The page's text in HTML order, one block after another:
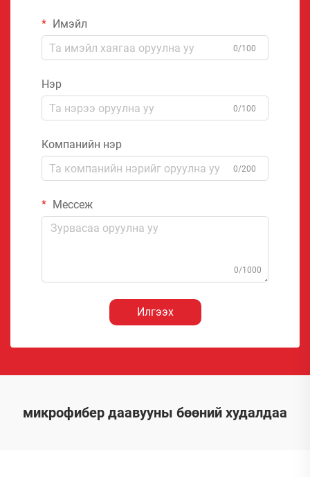
Имэйл
0/100
Нэр
0/100
Компанийн нэр
0/200
Мессеж
0/1000
Илгээх
микрофибер даавууны бөөний худалдаа